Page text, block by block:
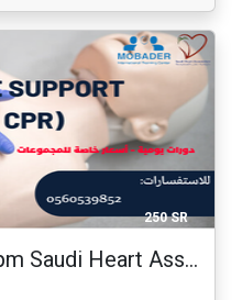
250 SR
BLS(cpr) tuesday4:30pm Saudi Heart Association